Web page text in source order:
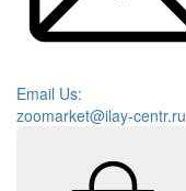
Email Us:
zoomarket@ilay-centr.ru